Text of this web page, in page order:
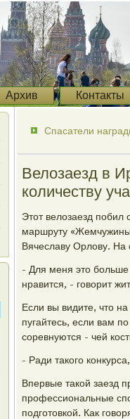
Архив Контакты
Спасатели
Велозаезд в
количеству
Этот велозаезд побил
маршруту
Вячеславу Орлову. На
- Для меня это
нравится, - говорит
Если вы видите, что
пугайтесь, если вам
соревнуются - чей
- Ради такого
Впервые такой заезд
профессиональные
подготовкой. Как